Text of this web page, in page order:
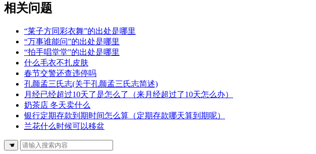
相关问题
“莱子方同彩衣舞”的出处是哪里
“万事谁能问”的出处是哪里
“拍手唱堂堂”的出处是哪里
什么毛衣不扎皮肤
春节交警还查违停吗
孔颜孟三氏志(关于孔颜孟三氏志简述)
月经已经超过10天了是怎么了（来月经超过了10天怎么办）
奶茶店 冬天卖什么
银行定期存款到期时间怎么算（定期存款哪天算到期呢）
兰花什么时候可以移盆
☚